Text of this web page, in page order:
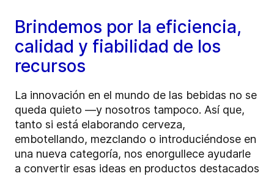
Brindemos por la eficiencia,
calidad y fiabilidad de los
recursos
La innovación en el mundo de las bebidas no se
queda quieto —y nosotros tampoco. Así que,
tanto si está elaborando cerveza,
embotellando, mezclando o introduciéndose en
una nueva categoría, nos enorgullece ayudarle
a convertir esas ideas en productos destacados